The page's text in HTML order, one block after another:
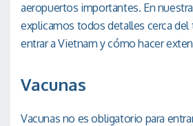
aeropuertos importantes. En
explicamos todos detalles cerca del
entrar a Vietnam y cómo hacer
Vacunas
Vacunas no es obligatorio para